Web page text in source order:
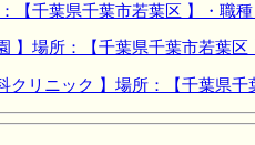
千葉県千葉市若葉区 】・職種
場所：【千葉県千葉市若葉区
リニック 】場所：【千葉県千